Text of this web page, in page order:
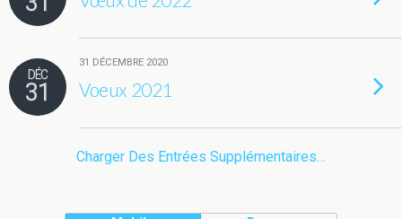
DÉC
31
31 DÉCEMBRE 2020
Voeux 2021
Charger Des Entrées Supplémentaires…